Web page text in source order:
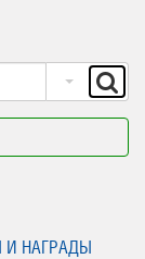
И НАГРАДЫ